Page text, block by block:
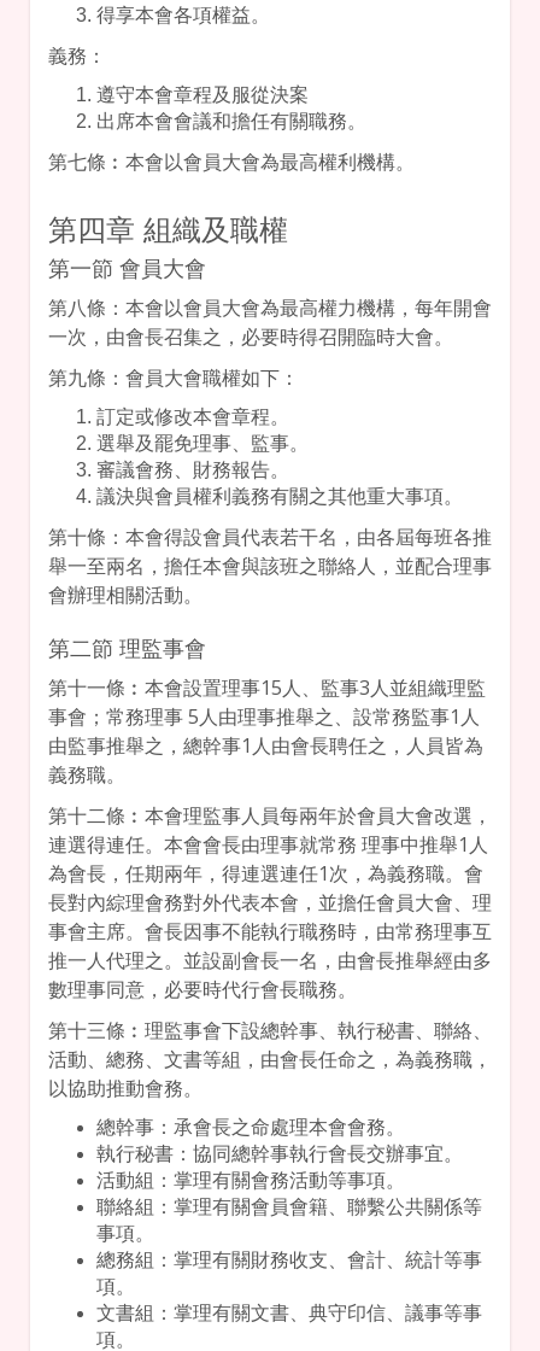
得享本會各項權益。
義務：
遵守本會章程及服從決案
出席本會會議和擔任有關職務。
第七條︰本會以會員大會為最高權利機構。
第四章 組織及職權
第一節 會員大會
第八條：本會以會員大會為最高權力機構，每年開會
一次，由會長召集之，必要時得召開臨時大會。
第九條：會員大會職權如下：
訂定或修改本會章程。
選舉及罷免理事、監事。
審議會務、財務報告。
議決與會員權利義務有關之其他重大事項。
第十條：本會得設會員代表若干名，由各屆每班各推
舉一至兩名，擔任本會與該班之聯絡人，並配合理事
會辦理相關活動。
第二節 理監事會
第十一條︰本會設置理事15人、監事3人並組織理監
事會；常務理事 5人由理事推舉之、設常務監事1人
由監事推舉之，總幹事1人由會長聘任之，人員皆為
義務職。
第十二條︰本會理監事人員每兩年於會員大會改選，
連選得連任。本會會長由理事就常務 理事中推舉1人
為會長，任期兩年，得連選連任1次，為義務職。會
長對內綜理會務對外代表本會，並擔任會員大會、理
事會主席。會長因事不能執行職務時，由常務理事互
推一人代理之。並設副會長一名，由會長推舉經由多
數理事同意，必要時代行會長職務。
第十三條︰理監事會下設總幹事、執行秘書、聯絡、
活動、總務、文書等組，由會長任命之，為義務職，
以協助推動會務。
總幹事：承會長之命處理本會會務。
執行秘書：協同總幹事執行會長交辦事宜。
活動組：掌理有關會務活動等事項。
聯絡組：掌理有關會員會籍、聯繫公共關係等
事項。
總務組：掌理有關財務收支、會計、統計等事
項。
文書組：掌理有關文書、典守印信、議事等事
項。